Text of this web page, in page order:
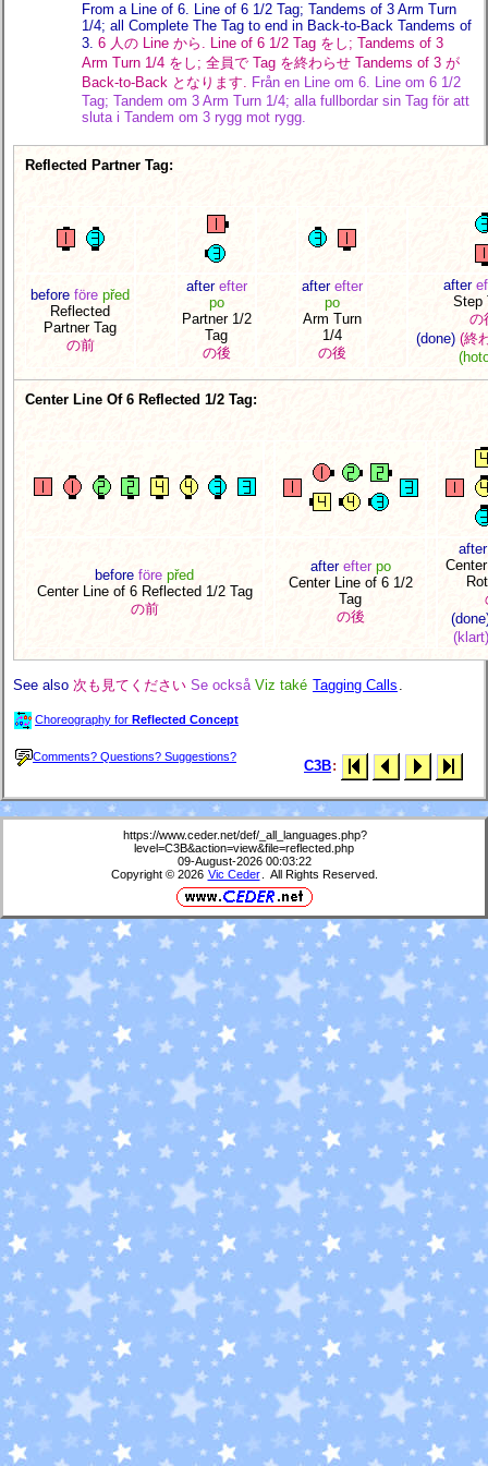
From a Line of 6. Line of 6 1/2 Tag; Tandems of 3 Arm Turn
1/4; all Complete The Tag to end in Back-to-Back Tandems of
3. 6 人の Line から. Line of 6 1/2 Tag をし; Tandems of 3
Arm Turn 1/4 をし; 全員で Tag を終わらせ Tandems of 3 が
Back-to-Back となります. Från en Line om 6. Line om 6 1/2
Tag; Tandem om 3 Arm Turn 1/4; alla fullbordar sin Tag för att
sluta i Tandem om 3 rygg mot rygg.
Reflected Partner Tag:
before före před
Reflected
Partner Tag
の前
after efter
po
Partner 1/2
Tag
の後
after efter
po
Arm Turn
1/4
の後
after
Step
の
(done) (終
Center Line Of 6 Reflected 1/2 Tag:
before före před
Center Line of 6 Reflected 1/2 Tag
の前
after efter po
Center Line of 6 1/2
Tag
の後
after
(klart)
See also 次も見てください Se också Viz také Tagging Calls
Choreography for Reflected Concept
Comments? Questions? Suggestions?
C3B:
https://www.ceder.net/def/_all_languages.php?
level=C3B&action=view&file=reflected.php
09-August-2026 00:03:22
Copyright © 2026 Vic Ceder . All Rights Reserved.